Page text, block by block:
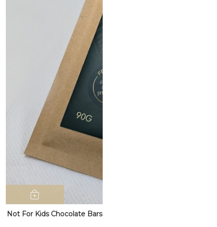
Not For Kids Chocolate Bars